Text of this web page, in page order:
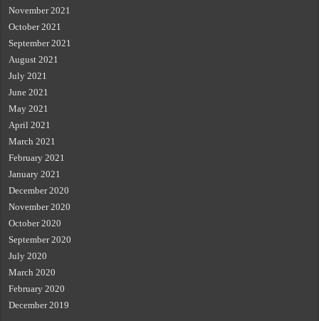
November 2021
October 2021
September 2021
August 2021
July 2021
June 2021
May 2021
April 2021
March 2021
February 2021
January 2021
December 2020
November 2020
October 2020
September 2020
July 2020
March 2020
February 2020
December 2019